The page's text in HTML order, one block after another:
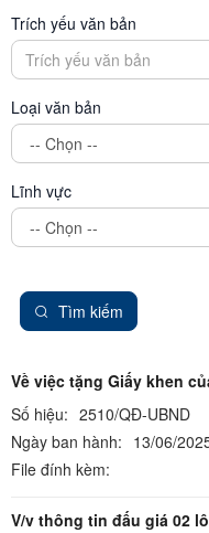
Trích yếu văn bản
Loại văn bản
Lĩnh vực
Tìm kiếm
Về việc tặng Giấy khen
Số hiệu: 2510/QĐ-UBND
Ngày ban hành: 13/06/
File đính kèm:
V/v thông tin đấu giá 02